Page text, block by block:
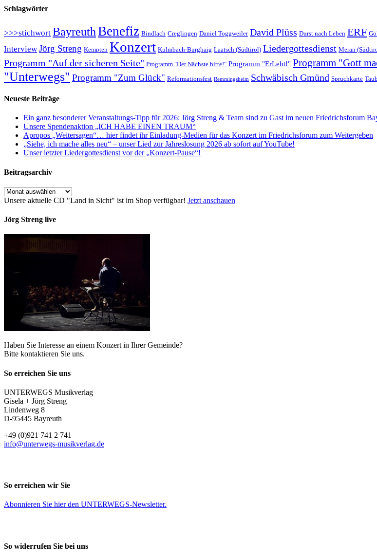
Schlagwörter
>>>stichwort BayreuthBenefiz Bindlach Creglingen Daniel Toggweiler David Plüss Durst nach Leben ERF
Interview Jörg Streng Kempten Konzert Kulmbach-Burghaig Laatsch (Südtirol) Liedergottesdienst Meran
Programm "Auf der sicheren Seite" Programm "Der Nächste bitte!" Programm "ErLebt!" Programm "Gott
"Unterwegs" Programm "Zum Glück" Reformationsfest Remmingsheim Schwäbisch Gmünd Spruchkarte
Neueste Beiträge
Ein ganz besonderer Veranstaltungs-Tipp für 2026: Jörg Streng & Team sind zu Gast im neuen Friedrichsforum
Unsere Spendenaktion „ICH HABE EINEN TRAUM“
Apropos „Weitersagen“… hier findet ihr Einladung-Medien für das Konzert im Friedrichsforum zum Weitergeben
„Siehe, ich mache alles neu“ – unser Lied zur Jahreslosung 2026 ab sofort auf YouTube!
Unser letzter Liedergottesdienst vor der „Konzert-Pause“!
Beitragsarchiv
Beitragsarchiv
Unsere aktuelle CD "Land in Sicht" ist im Shop verfügbar! Jetzt anschauen
Jörg Streng live
Haben Sie Interesse an einem Konzert in Ihrer Gemeinde?
Bitte kontaktieren Sie uns.
So erreichen Sie uns
UNTERWEGS Musikverlag
Gisela + Jörg Streng
Lindenweg 8
D-95445 Bayreuth
+49 (0)921 741 2 741
info@unterwegs-musikverlag.de
So erreichen wir Sie
Abonnieren Sie hierden UNTERWEGS-Newsletter.
So widerrufen Sie bei uns